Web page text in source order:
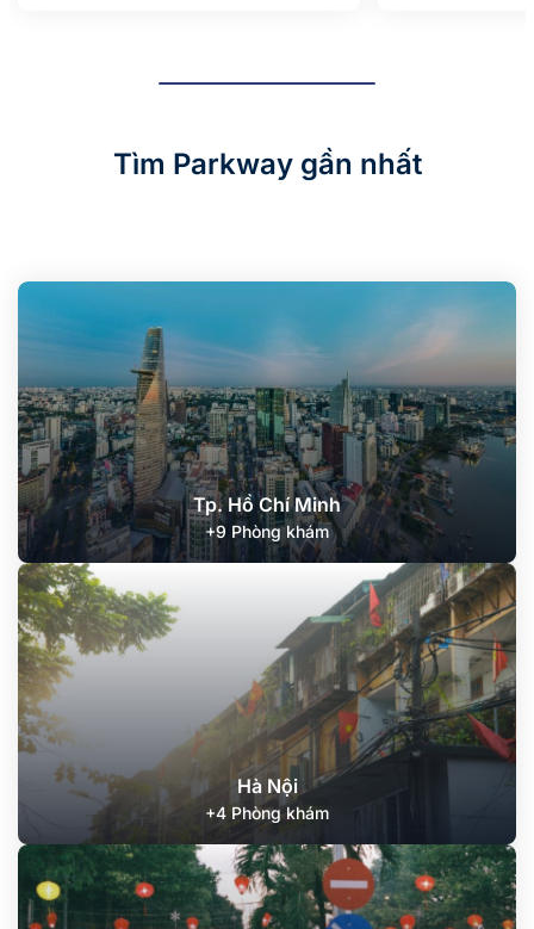
Tìm Parkway gần nhất
Tp. Hồ Chí Minh
+9 Phòng khám
Hà Nội
+4 Phòng khám